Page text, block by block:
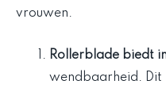
vrouwen.
Rollerblade biedt
wendbaarheid. Dit